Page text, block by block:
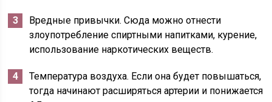
Вредные привычки. Сюда можно отнести
злоупотребление спиртными напитками, курение,
использование наркотических веществ.
Температура воздуха. Если она будет повышаться,
тогда начинают расширяться артерии и понижается